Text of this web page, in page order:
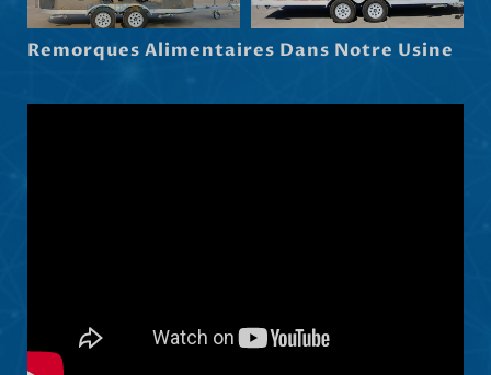
Remorques Alimentaires Dans Notre Usine
Русский
Slovenščina
Latviešu valoda